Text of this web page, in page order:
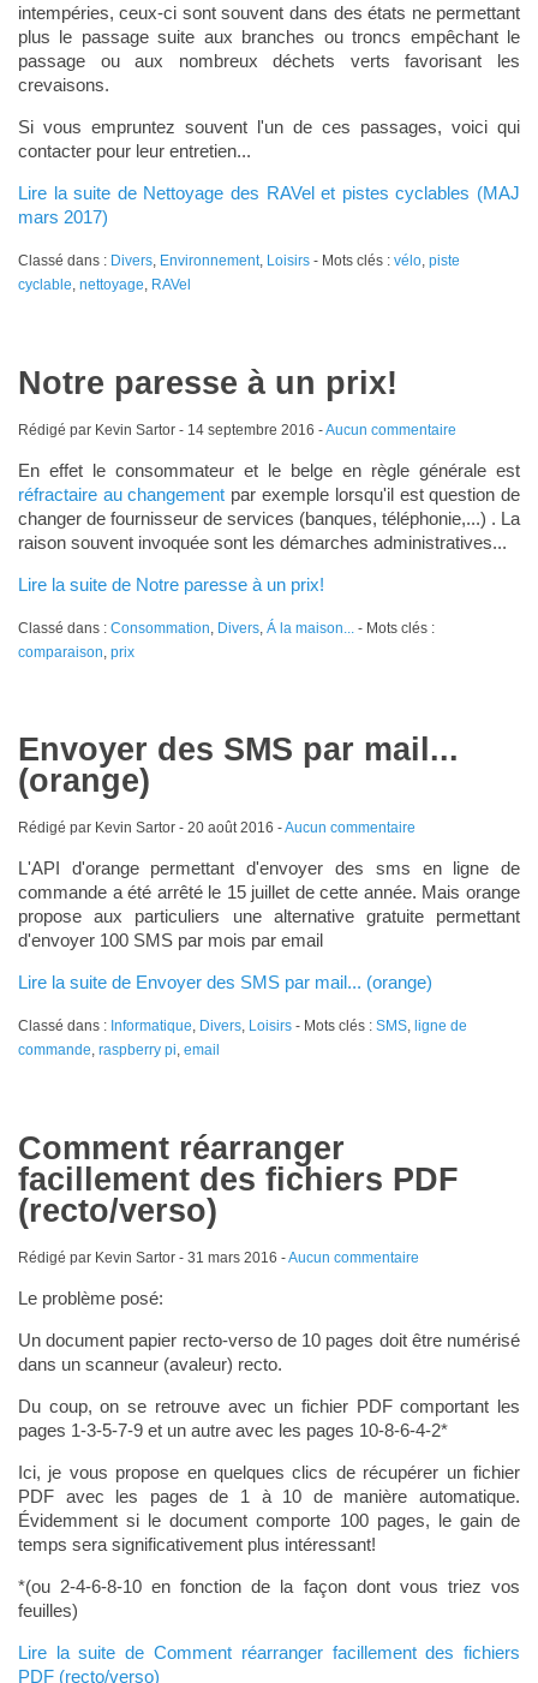
intempéries, ceux-ci sont souvent dans des états ne permettant
plus le passage suite aux branches ou troncs empêchant le
passage ou aux nombreux déchets verts favorisant les
crevaisons.
Si vous empruntez souvent l'un de ces passages, voici qui
contacter pour leur entretien...
Lire la suite de Nettoyage des RAVel et pistes cyclables (MAJ
mars 2017)
Classé dans : Divers, Environnement, Loisirs- Mots clés : vélo, piste
cyclable nettoyage RAVel
Notre paresse à un prix!
Rédigé par Kevin Sartor - 14 septembre 2016 -Aucun commentaire
En effet le consommateur et le belge en règle générale est
réfractaire au changement par exemple lorsqu'il est question de
changer de fournisseur de services (banques, téléphonie,...) . La
raison souvent invoquée sont les démarches administratives...
Lire la suite de Notre paresse à un prix!
Classé dans : Consommation Divers, Á la maison...
- Mots clés :
comparaison prix
Envoyer des SMS par mail...
(orange)
Rédigé par Kevin Sartor - 20 août 2016 -Aucun commentaire
L'API d'orange permettant d'envoyer des sms en ligne de
commande a été arrêté le 15 juillet de cette année. Mais orange
propose aux particuliers une alternative gratuite permettant
d'envoyer 100 SMS par mois par email
Lire la suite de Envoyer des SMS par mail... (orange)
Classé dans : Informatique, Divers, Loisirs- Mots clés : SMS, ligne de
commande, raspberry pi, email
Comment réarranger
facillement des fichiers PDF
(recto/verso)
Rédigé par Kevin Sartor - 31 mars 2016 -Aucun commentaire
Le problème posé:
Un document papier recto-verso de 10 pages doit être numérisé
dans un scanneur (avaleur) recto.
Du coup, on se retrouve avec un fichier PDF comportant les
pages 1-3-5-7-9 et un autre avec les pages 10-8-6-4-2*
Ici, je vous propose en quelques clics de récupérer un fichier
PDF avec les pages de 1 à 10 de manière automatique.
Évidemment si le document comporte 100 pages, le gain de
temps sera significativement plus intéressant!
*(ou 2-4-6-8-10 en fonction de la façon dont vous triez vos
feuilles)
Lire la suite de Comment réarranger facillement des fichiers
PDF (recto/verso)